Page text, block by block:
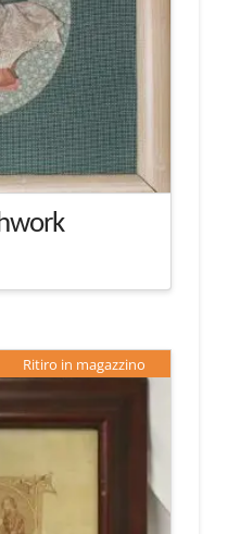
Ritiro in magazzino